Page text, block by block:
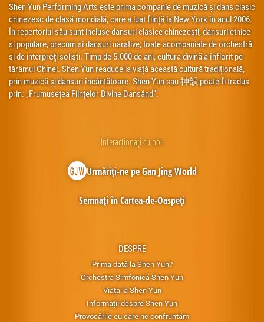
Shen Yun Performing Arts este prima companie de muzică și dans clasic
chinezesc de clasă mondială, care a luat ființă la New York în anul 2006.
În repertoriul său sunt incluse dansuri clasice chinezești, dansuri etnice
și populare, precum și dansuri narative, toate acompaniate de orchestră
și de interpreţi soliști. Timp de 5.000 de ani, cultura divină a înflorit pe
tărâmul Chinei. Shen Yun readuce la viață această cultură tradițională,
prin muzică și dansuri încântătoare. Shen Yun sau 神韻 poate fi tradus
prin: „Frumusețea Ființelor Divine Dansând”.
DESPRE
Prima dată la Shen Yun?
Orchestra Simfonică Shen Yun
Viața la Shen Yun
Informații despre Shen Yun
Provocările cu care ne confruntăm
Interacționați cu noi:
Urmăriți-ne pe Gan Jing World
Semnați în Cartea-de-Oaspeți